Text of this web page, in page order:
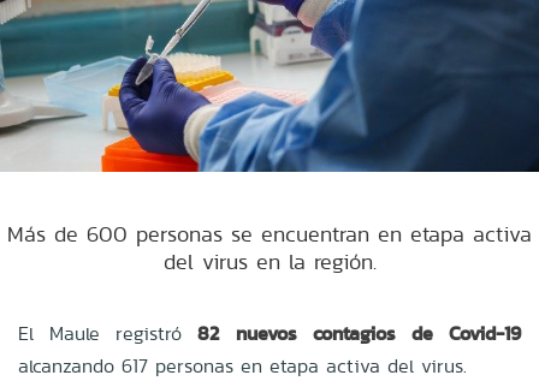
Más de 600 personas se encuentran en etapa activa
del virus en la región.
El Maule registró82 nuevos contagios de Covid-19
alcanzando 617 personas en etapa activa del virus.